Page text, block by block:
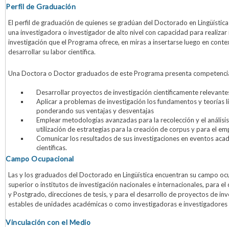
Perfil de Graduación
El perfil de graduación de quienes se gradúan del Doctorado en
una investigadora o investigador de alto nivel con capacidad para
investigación que el Programa ofrece, en miras a insertarse luego en
desarrollar su labor científica.
Una Doctora o Doctor graduados de este Programa presenta
Desarrollar proyectos de investigación científicamente
Aplicar a problemas de investigación los fundamentos y teorías
ponderando sus ventajas y desventajas
Emplear metodologías avanzadas para la recolección y el
utilización de estrategias para la creación de corpus y para el
Comunicar los resultados de sus investigaciones en eventos
científicas.
Campo Ocupacional
Las y los graduados del Doctorado en Lingüística encuentran su campo
superior o institutos de investigación nacionales e internacionales, para
y Postgrado, direcciones de tesis, y para el desarrollo de proyectos de
estables de unidades académicas o como investigadoras e
Vinculación con el Medio